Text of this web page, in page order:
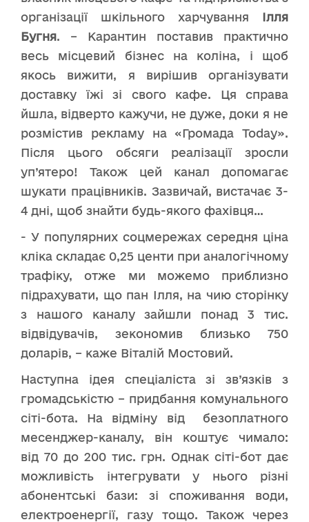
організації шкільного харчування Ілля
Бугня. – Карантин поставив практично
весь місцевий бізнес на коліна, і щоб
якось вижити, я вирішив організувати
доставку їжі зі свого кафе. Ця справа
йшла, відверто кажучи, не дуже, доки я не
розмістив рекламу на «Громада Today».
Після цього обсяги реалізації зросли
уп’ятеро! Також цей канал допомагає
шукати працівників. Зазвичай, вистачає 3-
4 дні, щоб знайти будь-якого фахівця…
- У популярних соцмережах середня ціна
кліка складає 0,25 центи при аналогічному
трафіку, отже ми можемо приблизно
підрахувати, що пан Ілля, на чию сторінку
з нашого каналу зайшли понад 3 тис.
відвідувачів, зекономив близько 750
доларів, – каже Віталій Мостовий.
Наступна ідея спеціаліста зі зв’язків з
громадськістю – придбання комунального
сіті-бота. На відміну від безоплатного
месенджер-каналу, він коштує чимало:
від 70 до 200 тис. грн. Однак сіті-бот дає
можливість інтегрувати у нього різні
абонентські бази: зі споживання води,
електроенергії, газу тощо. Також через